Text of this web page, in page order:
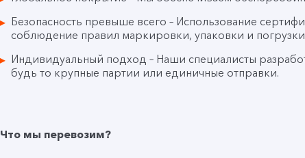
Безопасность превыше всего – Использование
соблюдение правил маркировки, упаковки и погрузки
Индивидуальный подход – Наши специалисты
будь то крупные партии или единичные отправки.
Что мы перевозим?